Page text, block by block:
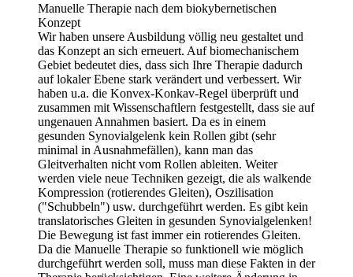
Manuelle Therapie nach dem biokybernetischen
Konzept
Wir haben unsere Ausbildung völlig neu gestaltet und
das Konzept an sich erneuert. Auf biomechanischem
Gebiet bedeutet dies, dass sich Ihre Therapie dadurch
auf lokaler Ebene stark verändert und verbessert. Wir
haben u.a. die Konvex-Konkav-Regel überprüft und
zusammen mit Wissenschaftlern festgestellt, dass sie auf
ungenauen Annahmen basiert. Da es in einem
gesunden Synovialgelenk kein Rollen gibt (sehr
minimal in Ausnahmefällen), kann man das
Gleitverhalten nicht vom Rollen ableiten. Weiter
werden viele neue Techniken gezeigt, die als walkende
Kompression (rotierendes Gleiten), Oszilisation
("Schubbeln") usw. durchgeführt werden. Es gibt kein
translatorisches Gleiten in gesunden Synovialgelenken!
Die Bewegung ist fast immer ein rotierendes Gleiten.
Da die Manuelle Therapie so funktionell wie möglich
durchgeführt werden soll, muss man diese Fakten in der